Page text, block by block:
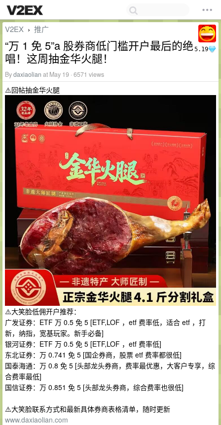
5.19
V2EX › 推广
“万 1 免 5”a 股券商低门槛开户最后的绝
唱！这周抽金华火腿！
Bydaxiaolian at May 19 · 6571 views
⚠️回帖抽金华火腿
⚠️大笑脸低佣开户推荐：
广发证券：ETF 万 0.5 免 5 [ETF,LOF ，etf 费率低，适合 etf ，打
新，纳指，宽基玩家。新手必备]
银河证券：ETF 万 0.5 免 5 [ETF,LOF ，etf 费率低]
东北证券：万 0.741 免 5 [国企券商，股票 etf 费率都很低]
国泰海通：万 0.8 免 5 [头部龙头券商，费率最优惠，大客户专享，综
合费率最低]
国信证券：万 0.851 免 5 [头部龙头券商，综合费率也很低]
⚠️大笑脸联系方式和最新具体券商表格清单，随时更新
www.daxiaolian.com